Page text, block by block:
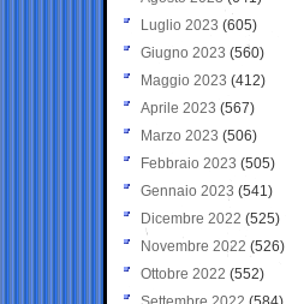
Luglio 2023 (605)
Giugno 2023 (560)
Maggio 2023 (412)
Aprile 2023 (567)
Marzo 2023 (506)
Febbraio 2023 (505)
Gennaio 2023 (541)
Dicembre 2022 (525)
Novembre 2022 (526)
Ottobre 2022 (552)